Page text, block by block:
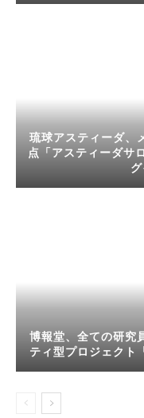
琉球アスティーダ、
点「アスティーダサ
博報堂、全ての研究
ティ型プロジェクト